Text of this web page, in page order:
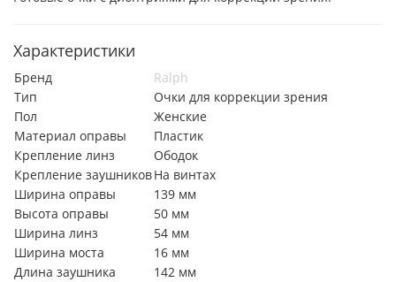
Характеристики
Бренд
Ralph
Тип
Очки для коррекции зрения
Пол
Женские
Материал оправы
Пластик
Крепление линз
Ободок
Крепление заушниковНа винтах
Ширина оправы
139 мм
Высота оправы
50 мм
Ширина линз
54 мм
Ширина моста
16 мм
Длина заушника
142 мм